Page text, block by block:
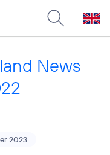
News
2023